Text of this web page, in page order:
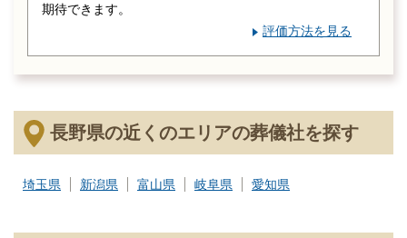
期待できます。
評価方法を見る
長野県の近くのエリアの葬儀社を探す
埼玉県 新潟県 富山県 岐阜県 愛知県